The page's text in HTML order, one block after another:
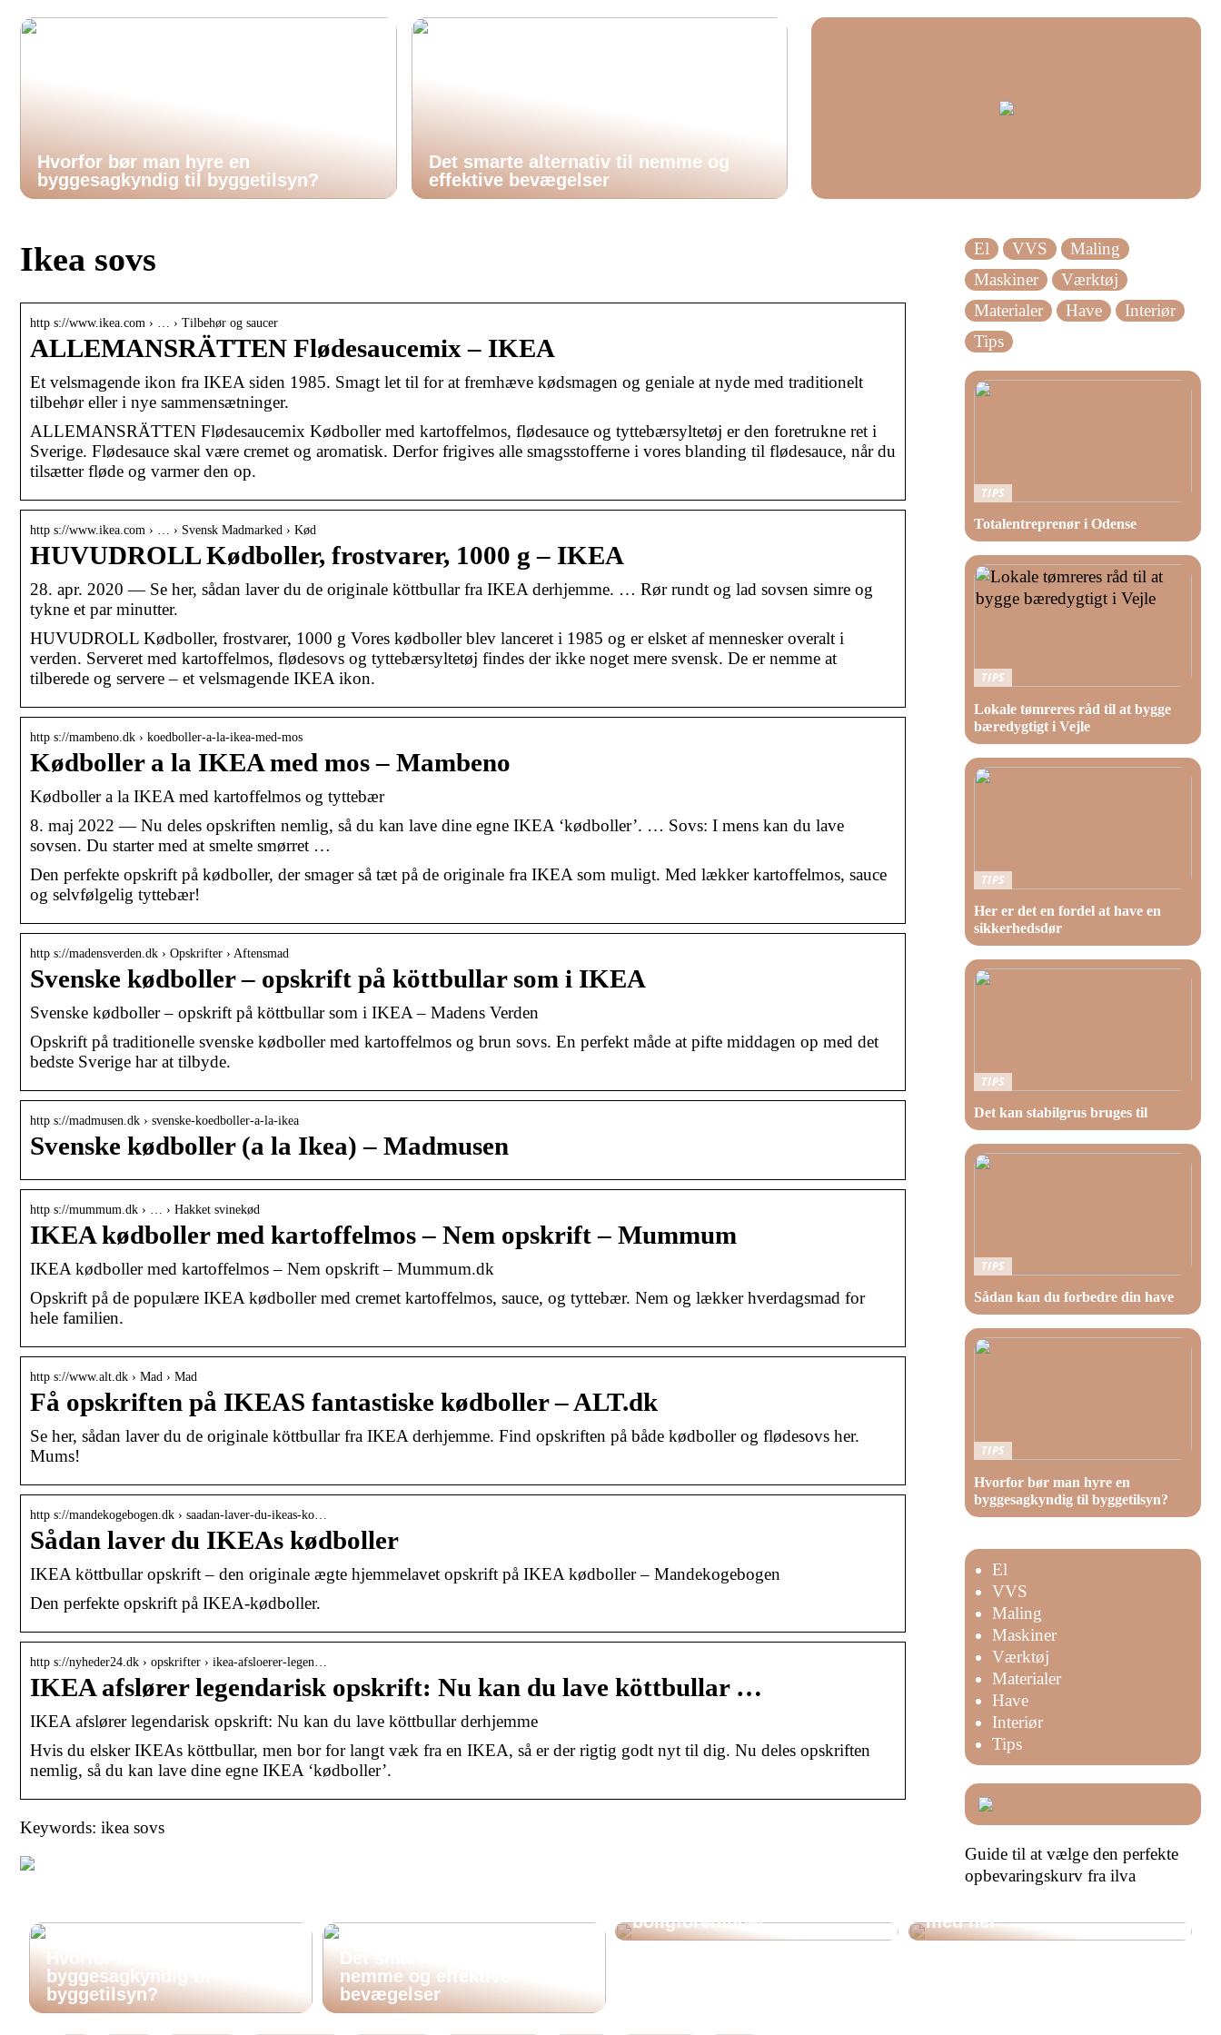
Hvorfor bør man hyre en
byggesagkyndig til byggetilsyn?
Det smarte alternativ til nemme og
effektive bevægelser
Ikea sovs
http s://www.ikea.com › … › Tilbehør og saucer
ALLEMANSRÄTTEN Flødesaucemix – IKEA
Et velsmagende ikon fra IKEA siden 1985. Smagt let til for at fremhæve kødsmagen og geniale at nyde med traditionelt
tilbehør eller i nye sammensætninger.
ALLEMANSRÄTTEN Flødesaucemix Kødboller med kartoffelmos, flødesauce og tyttebærsyltetøj er den foretrukne ret i
Sverige. Flødesauce skal være cremet og aromatisk. Derfor frigives alle smagsstofferne i vores blanding til flødesauce, når du
tilsætter fløde og varmer den op.
http s://www.ikea.com › … › Svensk Madmarked › Kød
HUVUDROLL Kødboller, frostvarer, 1000 g – IKEA
28. apr. 2020 — Se her, sådan laver du de originale köttbullar fra IKEA derhjemme. … Rør rundt og lad sovsen simre og
tykne et par minutter.
HUVUDROLL Kødboller, frostvarer, 1000 g Vores kødboller blev lanceret i 1985 og er elsket af mennesker overalt i
verden. Serveret med kartoffelmos, flødesovs og tyttebærsyltetøj findes der ikke noget mere svensk. De er nemme at
tilberede og servere – et velsmagende IKEA ikon.
http s://mambeno.dk › koedboller-a-la-ikea-med-mos
Kødboller a la IKEA med mos – Mambeno
Kødboller a la IKEA med kartoffelmos og tyttebær
8. maj 2022 — Nu deles opskriften nemlig, så du kan lave dine egne IKEA ‘kødboller’. … Sovs: I mens kan du lave
sovsen. Du starter med at smelte smørret …
Den perfekte opskrift på kødboller, der smager så tæt på de originale fra IKEA som muligt. Med lækker kartoffelmos, sauce
og selvfølgelig tyttebær!
http s://madensverden.dk › Opskrifter › Aftensmad
Svenske kødboller – opskrift på köttbullar som i IKEA
Svenske kødboller – opskrift på köttbullar som i IKEA – Madens Verden
Opskrift på traditionelle svenske kødboller med kartoffelmos og brun sovs. En perfekt måde at pifte middagen op med det
bedste Sverige har at tilbyde.
http s://madmusen.dk › svenske-koedboller-a-la-ikea
Svenske kødboller (a la Ikea) – Madmusen
http s://mummum.dk › … › Hakket svinekød
IKEA kødboller med kartoffelmos – Nem opskrift – Mummum
IKEA kødboller med kartoffelmos – Nem opskrift – Mummum.dk
Opskrift på de populære IKEA kødboller med cremet kartoffelmos, sauce, og tyttebær. Nem og lækker hverdagsmad for
hele familien.
http s://www.alt.dk › Mad › Mad
Få opskriften på IKEAS fantastiske kødboller – ALT.dk
Se her, sådan laver du de originale köttbullar fra IKEA derhjemme. Find opskriften på både kødboller og flødesovs her.
Mums!
http s://mandekogebogen.dk › saadan-laver-du-ikeas-ko…
Sådan laver du IKEAs kødboller
IKEA köttbullar opskrift – den originale ægte hjemmelavet opskrift på IKEA kødboller – Mandekogebogen
Den perfekte opskrift på IKEA-kødboller.
http s://nyheder24.dk › opskrifter › ikea-afsloerer-legen…
IKEA afslører legendarisk opskrift: Nu kan du lave köttbullar …
IKEA afslører legendarisk opskrift: Nu kan du lave köttbullar derhjemme
Hvis du elsker IKEAs köttbullar, men bor for langt væk fra en IKEA, så er der rigtig godt nyt til dig. Nu deles opskriften
nemlig, så du kan lave dine egne IKEA ‘kødboller’.
Keywords: ikea sovs
El VVS
Maling
Maskiner
Værktøj
Materialer
Have
Interiør
Tips
TIPS
Totalentreprenør i Odense
TIPS
Lokale tømreres råd til at bygge
bæredygtigt i Vejle
TIPS
Her er det en fordel at have en
sikkerhedsdør
TIPS
Det kan stabilgrus bruges til
TIPS
Sådan kan du forbedre din have
TIPS
Hvorfor bør man hyre en
byggesagkyndig til byggetilsyn?
El
VVS
Maling
Maskiner
Værktøj
Materialer
Have
Interiør
Tips
Guide til at vælge den perfekte
opbevaringskurv fra ilva
Hvorfor bør man hyre en
byggesagkyndig til
byggetilsyn?
Det smarte alternativ til
nemme og effektive
bevægelser
boligforeninger
Skal du i gang med et større
med her